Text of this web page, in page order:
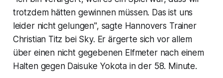
trotzdem hätten gewinnen müssen. Das ist uns
leider nicht gelungen", sagte Hannovers Trainer
Christian Titz bei Sky. Er ärgerte sich vor allem
über einen nicht gegebenen Elfmeter nach einem
Halten gegen Daisuke Yokota in der 58. Minute.